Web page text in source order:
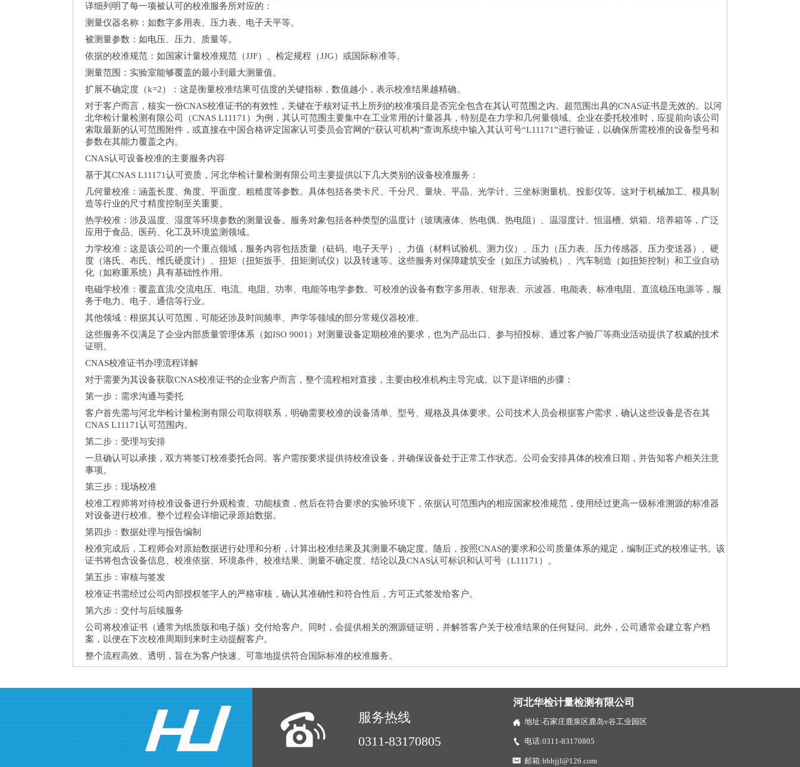
详细列明了每一项被认可的校准服务所对应的：
测量仪器名称：如数字多用表、压力表、电子天平等。
被测量参数：如电压、压力、质量等。
依据的校准规范：如国家计量校准规范（JJF）、检定规程（JJG）或国际标准等。
测量范围：实验室能够覆盖的最小到最大测量值。
扩展不确定度（k=2）：这是衡量校准结果可信度的关键指标，数值越小，表示校准结果越精确。
对于客户而言，核实一份CNAS校准证书的有效性，关键在于核对证书上所列的校准项目是否完全包含在其认可范围之内。超范围出具的CNAS证书是无效的。以河
北华检计量检测有限公司（CNAS L11171）为例，其认可范围主要集中在工业常用的计量器具，特别是在力学和几何量领域。企业在委托校准时，应提前向该公司
索取最新的认可范围附件，或直接在中国合格评定国家认可委员会官网的“获认可机构”查询系统中输入其认可号“L11171”进行验证，以确保所需校准的设备型号和
参数在其能力覆盖之内。
CNAS认可设备校准的主要服务内容
基于其CNAS L11171认可资质，河北华检计量检测有限公司主要提供以下几大类别的设备校准服务：
几何量校准：涵盖长度、角度、平面度、粗糙度等参数。具体包括各类卡尺、千分尺、量块、平晶、光学计、三坐标测量机、投影仪等。这对于机械加工、模具制
造等行业的尺寸精度控制至关重要。
热学校准：涉及温度、湿度等环境参数的测量设备。服务对象包括各种类型的温度计（玻璃液体、热电偶、热电阻）、温湿度计、恒温槽、烘箱、培养箱等，广泛
应用于食品、医药、化工及环境监测领域。
力学校准：这是该公司的一个重点领域，服务内容包括质量（砝码、电子天平）、力值（材料试验机、测力仪）、压力（压力表、压力传感器、压力变送器）、硬
度（洛氏、布氏、维氏硬度计）、扭矩（扭矩扳手、扭矩测试仪）以及转速等。这些服务对保障建筑安全（如压力试验机）、汽车制造（如扭矩控制）和工业自动
化（如称重系统）具有基础性作用。
电磁学校准：覆盖直流/交流电压、电流、电阻、功率、电能等电学参数。可校准的设备有数字多用表、钳形表、示波器、电能表、标准电阻、直流稳压电源等，服
务于电力、电子、通信等行业。
其他领域：根据其认可范围，可能还涉及时间频率、声学等领域的部分常规仪器校准。
这些服务不仅满足了企业内部质量管理体系（如ISO 9001）对测量设备定期校准的要求，也为产品出口、参与招投标、通过客户验厂等商业活动提供了权威的技术
证明。
CNAS校准证书办理流程详解
对于需要为其设备获取CNAS校准证书的企业客户而言，整个流程相对直接，主要由校准机构主导完成。以下是详细的步骤：
第一步：需求沟通与委托
客户首先需与河北华检计量检测有限公司取得联系，明确需要校准的设备清单、型号、规格及具体要求。公司技术人员会根据客户需求，确认这些设备是否在其
CNAS L11171认可范围内。
第二步：受理与安排
一旦确认可以承接，双方将签订校准委托合同。客户需按要求提供待校准设备，并确保设备处于正常工作状态。公司会安排具体的校准日期，并告知客户相关注意
事项。
第三步：现场校准
校准工程师将对待校准设备进行外观检查、功能核查，然后在符合要求的实验环境下，依据认可范围内的相应国家校准规范，使用经过更高一级标准溯源的标准器
对设备进行校准。整个过程会详细记录原始数据。
第四步：数据处理与报告编制
校准完成后，工程师会对原始数据进行处理和分析，计算出校准结果及其测量不确定度。随后，按照CNAS的要求和公司质量体系的规定，编制正式的校准证书。该
证书将包含设备信息、校准依据、环境条件、校准结果、测量不确定度、结论以及CNAS认可标识和认可号（L11171）。
第五步：审核与签发
校准证书需经过公司内部授权签字人的严格审核，确认其准确性和符合性后，方可正式签发给客户。
第六步：交付与后续服务
公司将校准证书（通常为纸质版和电子版）交付给客户。同时，会提供相关的溯源链证明，并解答客户关于校准结果的任何疑问。此外，公司通常会建立客户档
案，以便在下次校准周期到来时主动提醒客户。
整个流程高效、透明，旨在为客户快速、可靠地提供符合国际标准的校准服务。
服务热线
0311-83170805
河北华检计量检测有限公司
地址:石家庄鹿泉区鹿岛v谷工业园区
电话:0311-83170805
邮箱:hbhjjl@126.com